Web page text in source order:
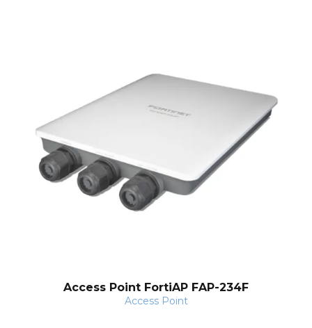
Access Point FortiAP FAP-234F
Access Point